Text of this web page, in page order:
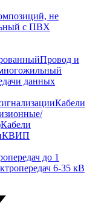
не
с ПВХ
Провод и
данных
Кабели
Кабели
КВИП
до 1
6-35 кВ